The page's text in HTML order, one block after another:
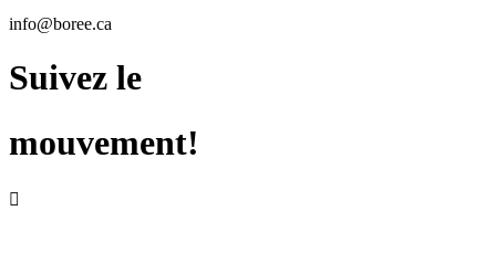
info@boree.ca
Suivez le
mouvement!
